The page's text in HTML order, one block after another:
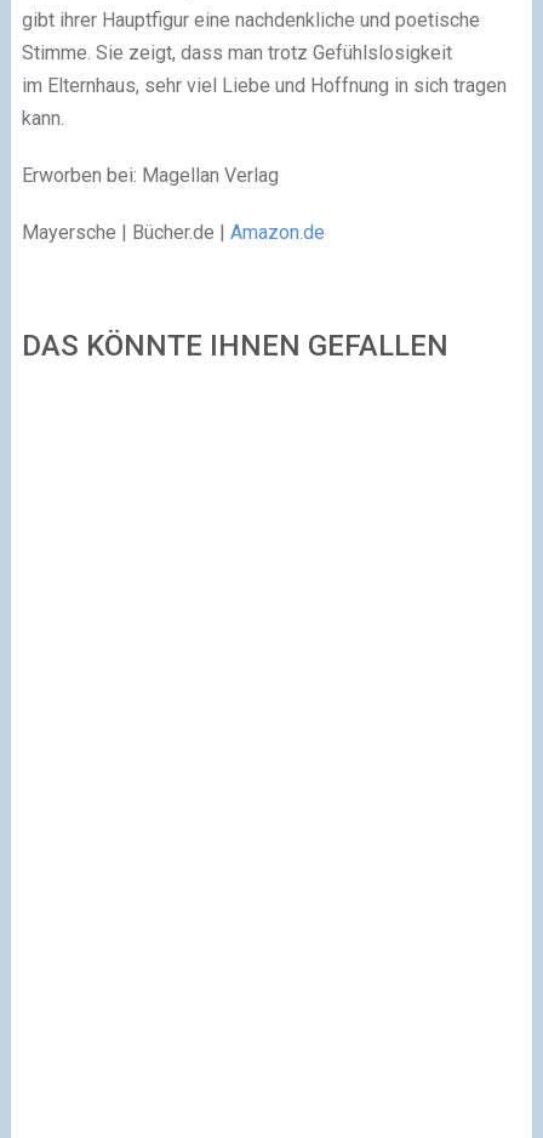
gibt ihrer Hauptfigur eine nachdenkliche und poetische
Stimme. Sie zeigt, dass man trotz Gefühlslosigkeit
im Elternhaus, sehr viel Liebe und Hoffnung in sich tragen
kann.
Erworben bei: Magellan Verlag
Mayersche | Bücher.de | Amazon.de
DAS KÖNNTE IHNEN GEFALLEN